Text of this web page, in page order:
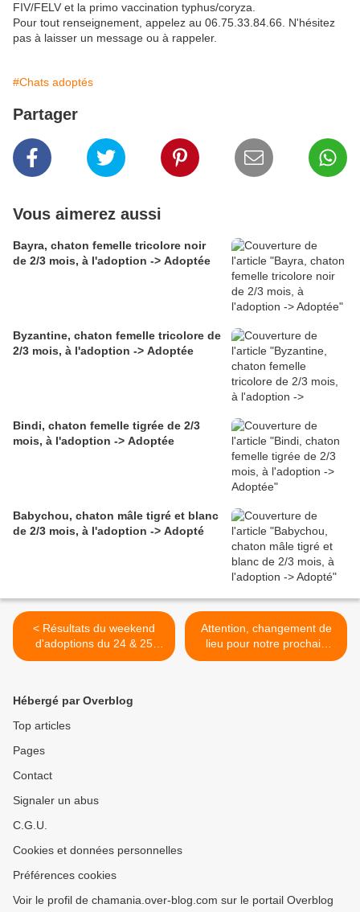
FIV/FELV et la primo vaccination typhus/coryza.
Pour tout renseignement, appelez au 06.75.33.84.66. N'hésitez
pas à laisser un message ou à rappeler.
#Chats adoptés
Partager
Vous aimerez aussi
Bayra, chaton femelle tricolore noir
de 2/3 mois, à l'adoption -> Adoptée
Byzantine, chaton femelle tricolore de
2/3 mois, à l'adoption -> Adoptée
Bindi, chaton femelle tigrée de 2/3
mois, à l'adoption -> Adoptée
Babychou, chaton mâle tigré et blanc
de 2/3 mois, à l'adoption -> Adopté
< Résultats du weekend
d'adoptions du 24 & 25
septembre 2016
Attention, changement de
lieu pour notre prochain
weekend ! >
Hébergé par Overblog
Top articles
Pages
Contact
Signaler un abus
C.G.U.
Cookies et données personnelles
Préférences cookies
Voir le profil de chamania.over-blog.com sur le portail Overblog